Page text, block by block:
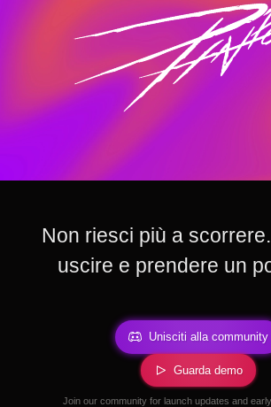
Non riesci più a
uscire e prendere un
Unisciti alla community
Guarda demo
Join our community for launch updates and